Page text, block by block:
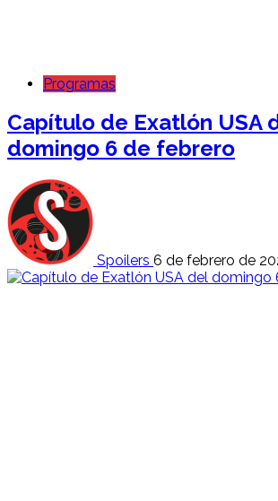
Programas
Capítulo de Exatlón USA
domingo 6 de febrero
Spoilers 6 de febrero de